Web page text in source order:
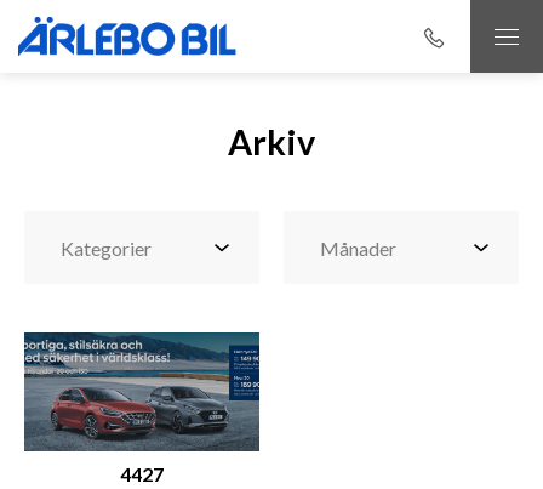
Arkiv
4427